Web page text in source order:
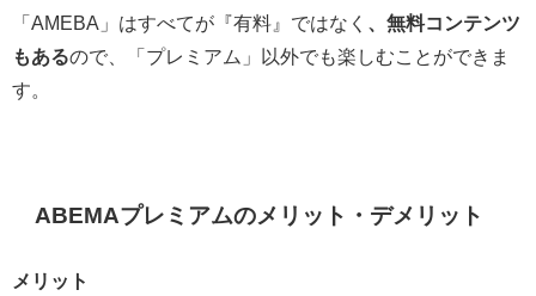
「AMEBA」はすべてが『有料』ではなく
、無料コンテンツ
もあるので、「プレミアム」以外でも楽しむことができま
す。
ABEMAプレミアムのメリット・デメリット
メリット